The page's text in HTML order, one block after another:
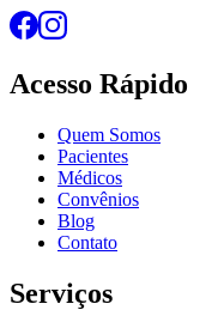
Acesso Rápido
Quem Somos
Pacientes
Médicos
Convênios
Blog
Contato
Serviços